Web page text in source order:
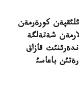
كورةرمةن
شةتةلگة
قازاق
باعاسئ